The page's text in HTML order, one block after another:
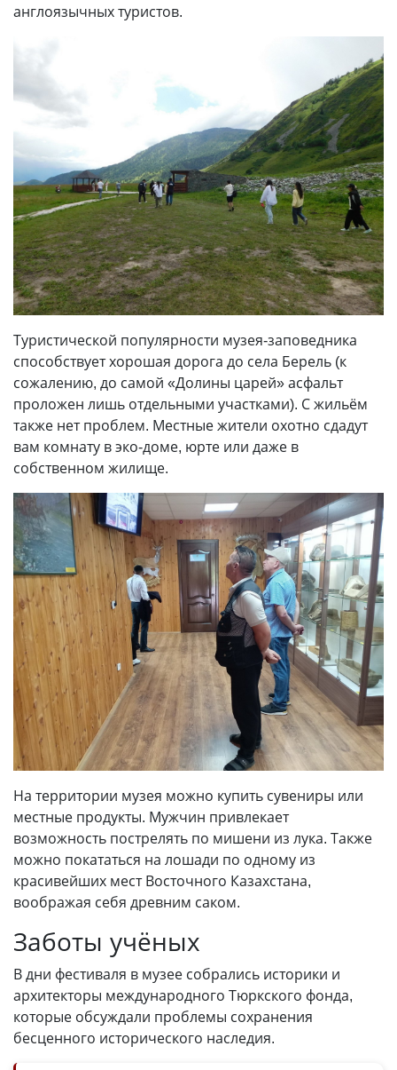
англоязычных туристов.
Туристической популярности музея-заповедника
способствует хорошая дорога до села Берель (к
сожалению, до самой «Долины царей» асфальт
проложен лишь отдельными участками). С жильём
также нет проблем. Местные жители охотно сдадут
вам комнату в эко-доме, юрте или даже в
собственном жилище.
На территории музея можно купить сувениры или
местные продукты. Мужчин привлекает
возможность пострелять по мишени из лука. Также
можно покататься на лошади по одному из
красивейших мест Восточного Казахстана,
воображая себя древним саком.
Заботы учёных
В дни фестиваля в музее собрались историки и
архитекторы международного Тюркского фонда,
которые обсуждали проблемы сохранения
бесценного исторического наследия.